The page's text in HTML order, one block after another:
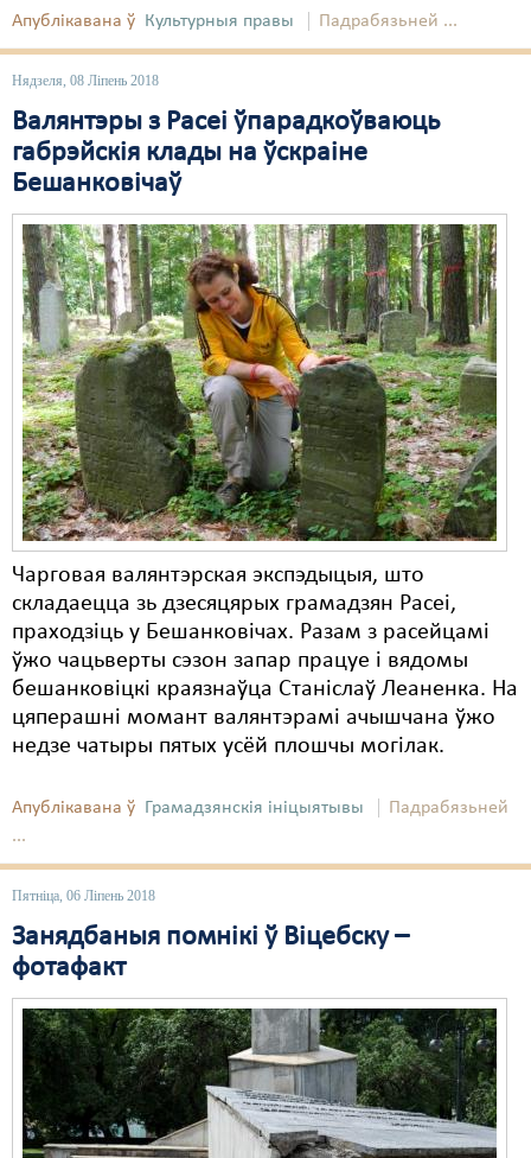
Апублікавана ў Культурныя правы Падрабязьней ...
Нядзеля, 08 Ліпень 2018
Валянтэры з Расеі ўпарадкоўваюць
габрэйскія клады на ўскраіне
Бешанковічаў
Чарговая валянтэрская экспэдыцыя, што
складаецца зь дзесяцярых грамадзян Расеі,
праходзіць у Бешанковічах. Разам з расейцамі
ўжо чацьверты сэзон запар працуе і вядомы
бешанковіцкі краязнаўца Станіслаў Леаненка. На
цяперашні момант валянтэрамі ачышчана ўжо
недзе чатыры пятых усёй плошчы могілак.
Апублікавана ў Грамадзянскія ініцыятывы
Падрабязьней
...
Пятніца, 06 Ліпень 2018
Занядбаныя помнікі ў Віцебску –
фотафакт
Рознае
Свабода слова
Свабода сумленьня
Суд
Сьмяротнае пакараньне
Экалёгія
Правы працоўных
Сацыяльныя правы